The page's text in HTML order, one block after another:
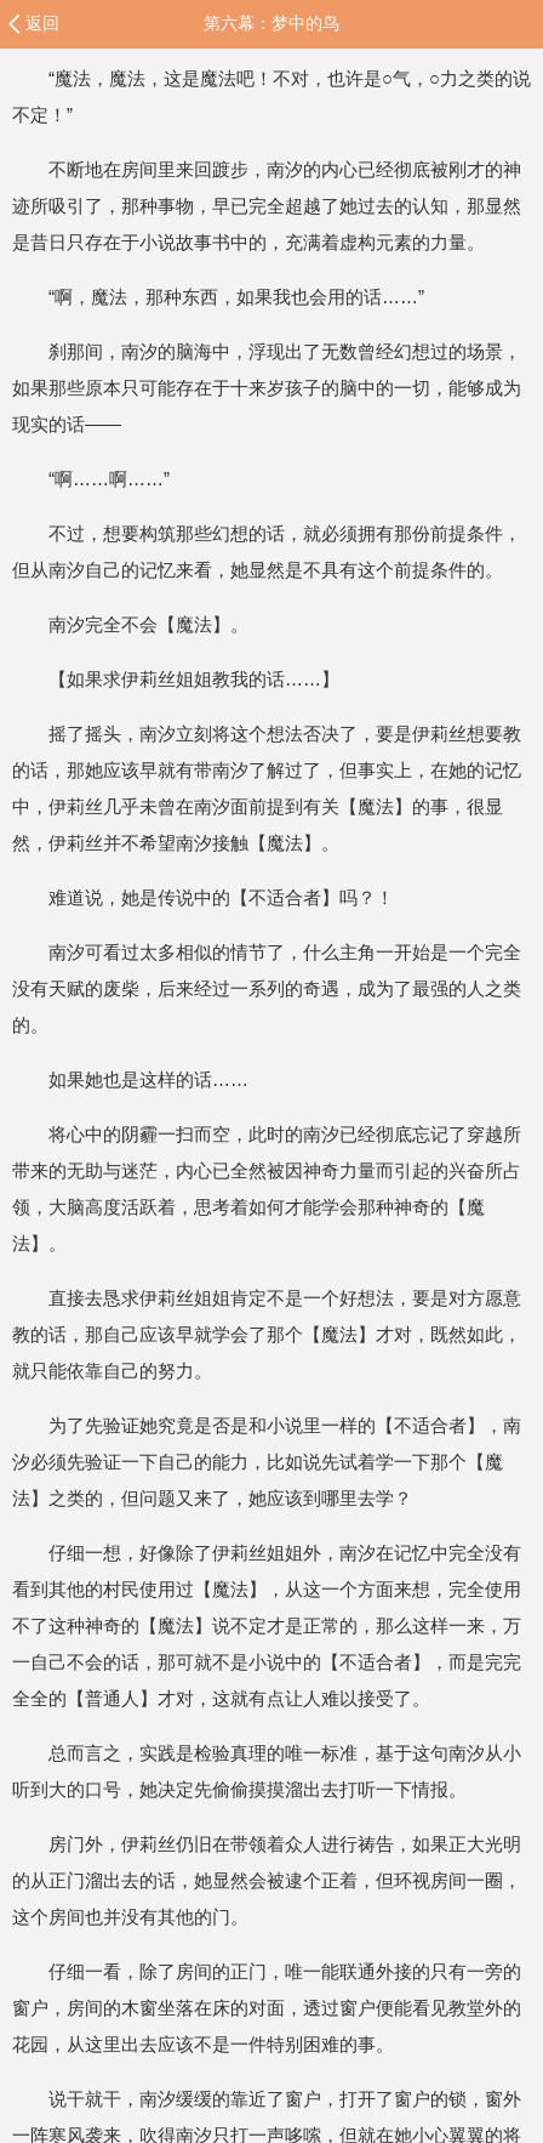
返回 第六幕：梦中的鸟
“魔法，魔法，这是魔法吧！不对，也许是○气，○力之类的说
不定！”
不断地在房间里来回踱步，南汐的内心已经彻底被刚才的神
迹所吸引了，那种事物，早已完全超越了她过去的认知，那显然
是昔日只存在于小说故事书中的，充满着虚构元素的力量。
“啊，魔法，那种东西，如果我也会用的话……”
刹那间，南汐的脑海中，浮现出了无数曾经幻想过的场景，
如果那些原本只可能存在于十来岁孩子的脑中的一切，能够成为
现实的话——
“啊……啊……”
不过，想要构筑那些幻想的话，就必须拥有那份前提条件，
但从南汐自己的记忆来看，她显然是不具有这个前提条件的。
南汐完全不会【魔法】。
【如果求伊莉丝姐姐教我的话……】
摇了摇头，南汐立刻将这个想法否决了，要是伊莉丝想要教
的话，那她应该早就有带南汐了解过了，但事实上，在她的记忆
中，伊莉丝几乎未曾在南汐面前提到有关【魔法】的事，很显
然，伊莉丝并不希望南汐接触【魔法】。
难道说，她是传说中的【不适合者】吗？！
南汐可看过太多相似的情节了，什么主角一开始是一个完全
没有天赋的废柴，后来经过一系列的奇遇，成为了最强的人之类
的。
如果她也是这样的话……
将心中的阴霾一扫而空，此时的南汐已经彻底忘记了穿越所
带来的无助与迷茫，内心已全然被因神奇力量而引起的兴奋所占
领，大脑高度活跃着，思考着如何才能学会那种神奇的【魔
法】。
直接去恳求伊莉丝姐姐肯定不是一个好想法，要是对方愿意
教的话，那自己应该早就学会了那个【魔法】才对，既然如此，
就只能依靠自己的努力。
为了先验证她究竟是否是和小说里一样的【不适合者】，南
汐必须先验证一下自己的能力，比如说先试着学一下那个【魔
法】之类的，但问题又来了，她应该到哪里去学？
仔细一想，好像除了伊莉丝姐姐外，南汐在记忆中完全没有
看到其他的村民使用过【魔法】，从这一个方面来想，完全使用
不了这种神奇的【魔法】说不定才是正常的，那么这样一来，万
一自己不会的话，那可就不是小说中的【不适合者】，而是完完
全全的【普通人】才对，这就有点让人难以接受了。
总而言之，实践是检验真理的唯一标准，基于这句南汐从小
听到大的口号，她决定先偷偷摸摸溜出去打听一下情报。
房门外，伊莉丝仍旧在带领着众人进行祷告，如果正大光明
的从正门溜出去的话，她显然会被逮个正着，但环视房间一圈，
这个房间也并没有其他的门。
仔细一看，除了房间的正门，唯一能联通外接的只有一旁的
窗户，房间的木窗坐落在床的对面，透过窗户便能看见教堂外的
花园，从这里出去应该不是一件特别困难的事。
说干就干，南汐缓缓的靠近了窗户，打开了窗户的锁，窗外
一阵寒风袭来，吹得南汐只打一声哆嗦，但就在她小心翼翼的将